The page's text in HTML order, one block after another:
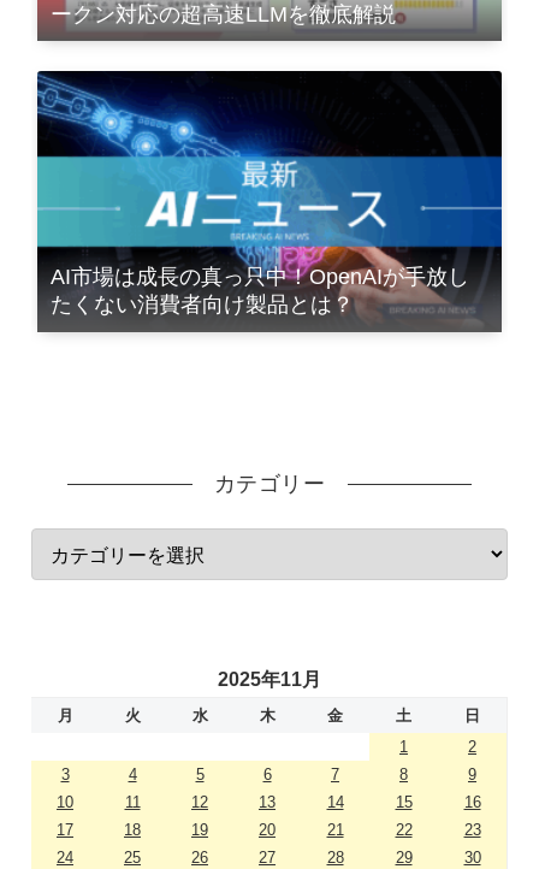
ークン対応の超高速LLMを徹底解説
AI市場は成長の真っ只中！OpenAIが手放し
たくない消費者向け製品とは？
カテゴリー
2025年11月
月 火 水 木 金 土
日
1
2
3
4 5 6 7 8
9
10
11 12 13 14 15
16
17
18 19 20 21 22
23
24
25 26 27 28 29 30